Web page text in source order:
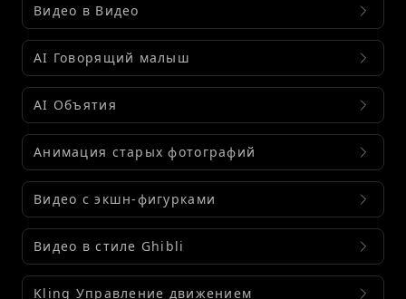
Видео в Видео
AI Говорящий малыш
AI Объятия
Анимация старых фотографий
Видео с экшн-фигурками
Видео в стиле Ghibli
Kling Управление движением